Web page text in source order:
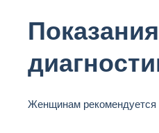
Женщинам рекомендуется